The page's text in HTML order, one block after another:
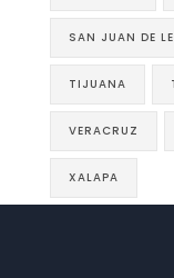
SAN JUAN DE
TIJUANA
VERACRUZ
XALAPA